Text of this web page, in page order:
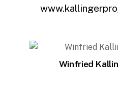
Winfried